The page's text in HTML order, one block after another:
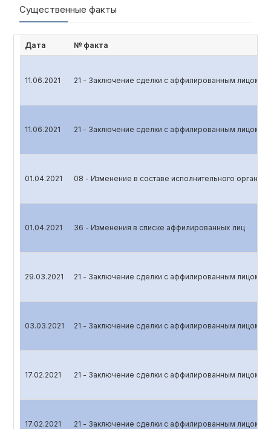
Существенные факты
Дата № факта
11.06.2021 21 - Заключение сделки с аффилированным лицом
11.06.2021 21 - Заключение сделки с аффилированным лицом
01.04.2021 08 - Изменение в составе исполнительного органа
01.04.2021 36 - Изменения в списке аффилированных лиц
29.03.2021 21 - Заключение сделки с аффилированным лицом
03.03.2021 21 - Заключение сделки с аффилированным лицом
17.02.2021 21 - Заключение сделки с аффилированным лицом
17.02.2021 21 - Заключение сделки с аффилированным лицом